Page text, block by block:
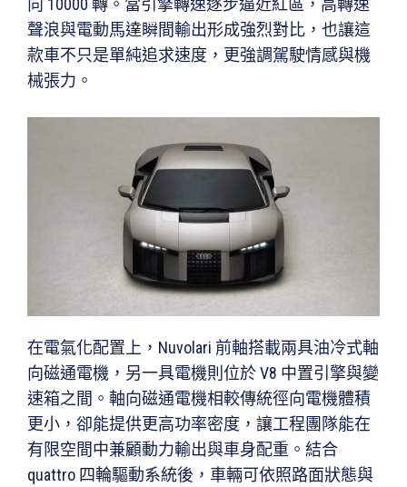
向 10000 轉。當引擎轉速逐步逼近紅區，高轉速
聲浪與電動馬達瞬間輸出形成強烈對比，也讓這
款車不只是單純追求速度，更強調駕駛情感與機
械張力。
在電氣化配置上，Nuvolari 前軸搭載兩具油冷式軸
向磁通電機，另一具電機則位於 V8 中置引擎與變
速箱之間。軸向磁通電機相較傳統徑向電機體積
更小，卻能提供更高功率密度，讓工程團隊能在
有限空間中兼顧動力輸出與車身配重。結合
quattro 四輪驅動系統後，車輛可依照路面狀態與